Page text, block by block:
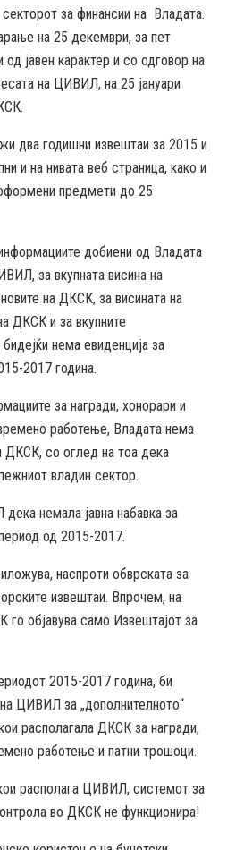
за финансии на Владата.
на 25 декември, за пет
јавен карактер и со одговор на
на ЦИВИЛ, на 25 јануари
два годишни извештаи за 2015 и
и на нивата веб страница, како и
предмети до 25
добиени од Владата
за вкупната висина на
на ДКСК, за висината на
ДКСК и за вкупните
нема евиденција за
2017 година.
за награди, хонорари и
работење, Владата нема
ДКСК, со оглед на тоа дека
владин сектор.
немала јавна набавка за
од 2015-2017.
наспроти обврската за
извештаи. Впрочем, на
го објавува само Извештајот за
2015-2017 година, би
ЦИВИЛ за „дополнителното“
располагала ДКСК за награди,
работење и патни трошоци.
располага ЦИВИЛ, системот за
во ДКСК не функционира!